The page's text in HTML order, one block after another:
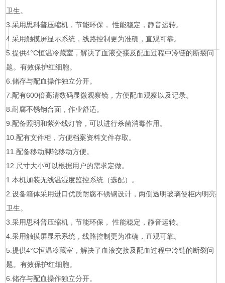
卫生。
3.采用思科普压缩机，节能环保， 性能稳定，静音运转。
4.采用触摸屏显示系统，线路控制更为准确，直观可靠。
5.提供4°C恒温冷藏室，解决了血液交接及配血过程中冷链的断裂问
题。有效保护红细胞。
6.储存与配血操作独立分开。
7.配有600倍高清数码显微观察镜，方便配血观察以及记录。
8.耐腐不锈钢台面，作业舒适。
9.配备照明和紫外线灯管，可以进行杀菌消毒作用。
10.配有文件柜，方便档案资料文件存取。
11.配备移动脚轮移动方便。
12.尺寸大小可以根据用户的需求定做。
1.本机加装无线温湿度监控系统（选配）。
2.设备箱体采用进口优质耐腐不锈钢设计，两侧透明玻璃使柜内明亮
卫生。
3.采用思科普压缩机，节能环保， 性能稳定，静音运转。
4.采用触摸屏显示系统，线路控制更为准确，直观可靠。
5.提供4°C恒温冷藏室，解决了血液交接及配血过程中冷链的断裂问
题。有效保护红细胞。
6.储存与配血操作独立分开。